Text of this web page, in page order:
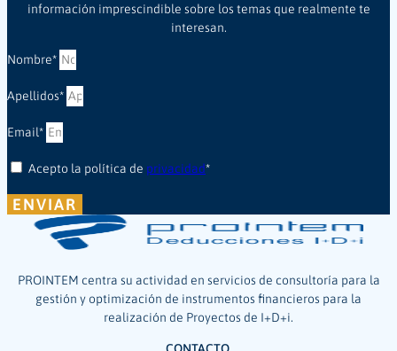
información imprescindible sobre los temas que realmente te
interesan.
Nombre*
Apellidos*
Email*
Acepto la política de privacidad*
ENVIAR
PROINTEM centra su actividad en servicios de consultoría para la
gestión y optimización de instrumentos financieros para la
realización de Proyectos de I+D+i.